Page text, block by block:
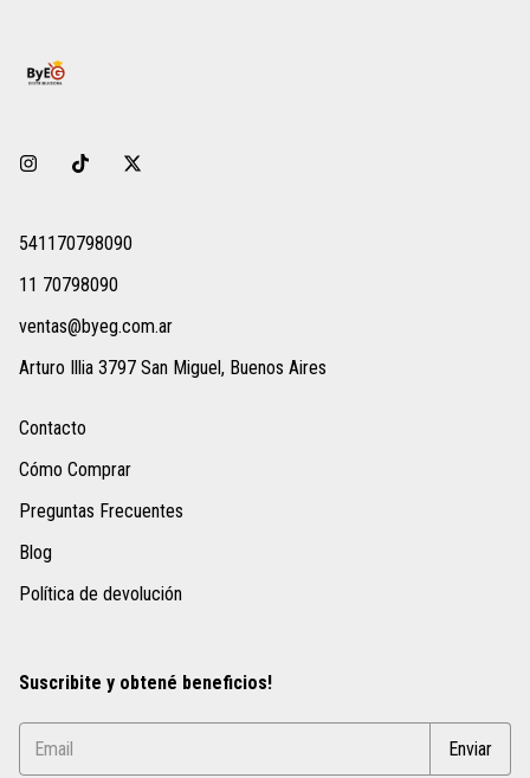
541170798090
11 70798090
ventas@byeg.com.ar
Arturo Illia 3797 San Miguel, Buenos Aires
Contacto
Cómo Comprar
Preguntas Frecuentes
Blog
Política de devolución
Suscribite y obtené beneficios!